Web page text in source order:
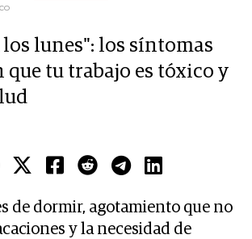
lunes": los síntomas
que tu trabajo es tóxico y
de dormir, agotamiento que no
y la necesidad de